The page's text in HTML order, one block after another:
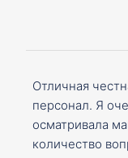
Отличная
персонал. Я
осматривала
количество